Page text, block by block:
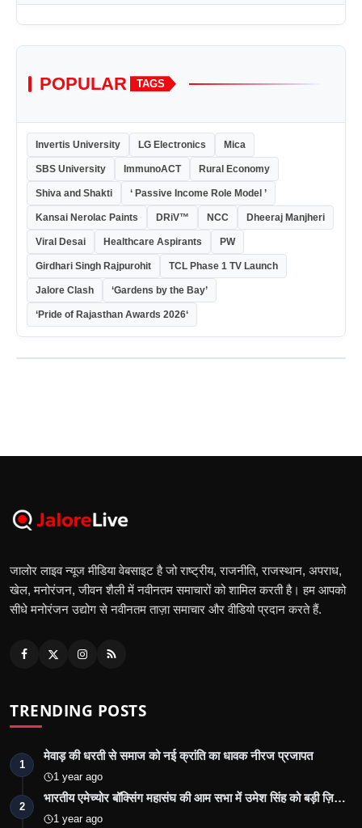
POPULAR TAGS
Invertis University LG Electronics Mica
SBS University ImmunoACT Rural Economy
Shiva and Shakti ‘ Passive Income Role Model ’
Kansai Nerolac Paints DRiV™ NCC Dheeraj Manjheri
Viral Desai Healthcare Aspirants PW
Girdhari Singh Rajpurohit TCL Phase 1 TV Launch
Jalore Clash ‘Gardens by the Bay’
‘Pride of Rajasthan Awards 2026‘
जालोर लाइव न्यूज मीडिया वेबसाइट है जो राष्ट्रीय, राजनीति, राजस्थान, अपराध,
खेल, मनोरंजन, जीवन शैली में नवीनतम समाचारों को शामिल करती है। हम आपको
सीधे मनोरंजन उद्योग से नवीनतम ताज़ा समाचार और वीडियो प्रदान करते हैं.
TRENDING POSTS
1
मेवाड़ की धरती से समाज को नई क्रांति का धावक नीरज प्रजापत
1 year ago
2
भारतीय एमेच्योर बॉक्सिंग महासंघ की आम सभा में उमेश सिंह को बड़ी ज़ि…
1 year ago